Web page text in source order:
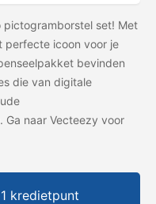
set! Met
perfecte icoon voor je
bevinden
die van digitale
naar Vecteezy voor
kredietpunt